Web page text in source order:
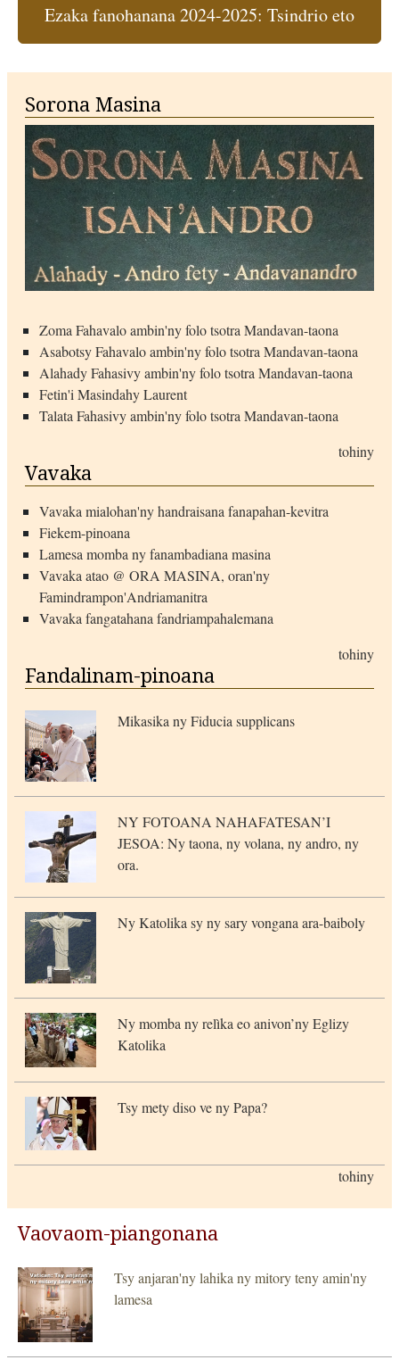
Ezaka fanohanana 2024-2025: Tsindrio eto
Sorona Masina
Zoma Fahavalo ambin'ny folo tsotra Mandavan-taona
Asabotsy Fahavalo ambin'ny folo tsotra Mandavan-taona
Alahady Fahasivy ambin'ny folo tsotra Mandavan-taona
Fetin'i Masindahy Laurent
Talata Fahasivy ambin'ny folo tsotra Mandavan-taona
tohiny
Vavaka
Vavaka mialohan'ny handraisana fanapahan-kevitra
Fiekem-pinoana
Lamesa momba ny fanambadiana masina
Vavaka atao @ ORA MASINA, oran'ny
Famindrampon'Andriamanitra
Vavaka fangatahana fandriampahalemana
tohiny
Fandalinam-pinoana
Mikasika ny Fiducia supplicans
NY FOTOANA NAHAFATESAN’I
JESOA: Ny taona, ny volana, ny andro, ny
ora.
Ny Katolika sy ny sary vongana ara-baiboly
Ny momba ny relìka eo anivon’ny Eglizy
Katolika
Tsy mety diso ve ny Papa?
tohiny
Vaovaom-piangonana
Tsy anjaran'ny lahika ny mitory teny amin'ny
lamesa